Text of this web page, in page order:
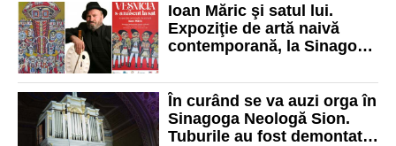
Ioan Măric şi satul lui.
Expoziţie de artă naivă
contemporană, la Sinagoga
În curând se va auzi orga în
Sinagoga Neologă Sion.
Tuburile au fost demontate